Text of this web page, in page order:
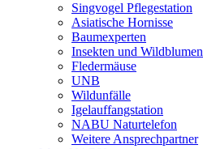
Singvogel Pflegestation
Asiatische Hornisse
Baumexperten
Insekten und Wildblumen
Fledermäuse
UNB
Wildunfälle
Igelauffangstation
NABU Naturtelefon
Weitere Ansprechpartner